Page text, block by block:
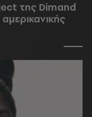
της Dimand